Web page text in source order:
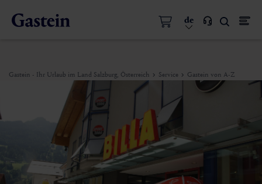
de
Gastein - Ihr Urlaub im Land Salzburg, Österreich Service Gastein von A-Z